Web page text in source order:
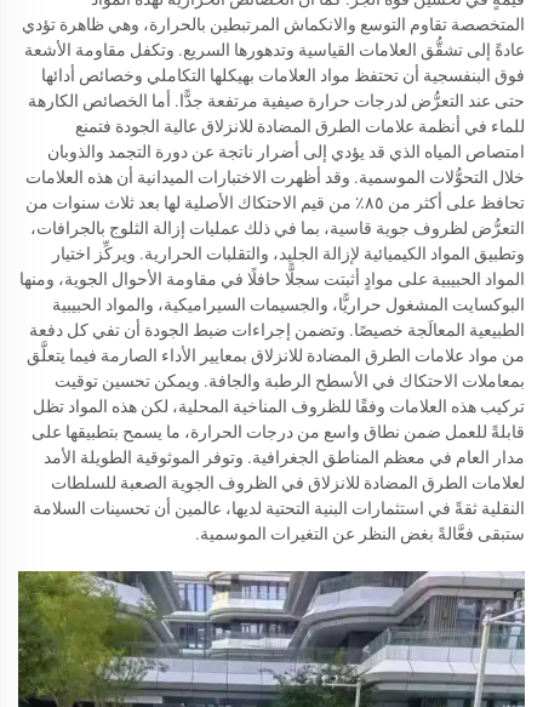
المتخصصة تقاوم التوسع والانكماش المرتبطين بالحرارة، وهي ظاهرة تؤدي
عادةً إلى تشقُّق العلامات القياسية وتدهورها السريع. وتكفل مقاومة الأشعة
فوق البنفسجية أن تحتفظ مواد العلامات بهيكلها التكاملي وخصائص أدائها
حتى عند التعرُّض لدرجات حرارة صيفية مرتفعة جدًّا. أما الخصائص الكارهة
للماء في أنظمة علامات الطرق المضادة للانزلاق عالية الجودة فتمنع
امتصاص المياه الذي قد يؤدي إلى أضرار ناتجة عن دورة التجمد والذوبان
خلال التحوُّلات الموسمية. وقد أظهرت الاختبارات الميدانية أن هذه العلامات
تحافظ على أكثر من ٨٥٪ من قيم الاحتكاك الأصلية لها بعد ثلاث سنوات من
التعرُّض لظروف جوية قاسية، بما في ذلك عمليات إزالة الثلوج بالجرافات،
وتطبيق المواد الكيميائية لإزالة الجليد، والتقلبات الحرارية. ويركِّز اختيار
المواد الحبيبية على موادٍ أثبتت سجلًّا حافلًا في مقاومة الأحوال الجوية، ومنها
البوكسايت المشغول حراريًّا، والجسيمات السيراميكية، والمواد الحبيبية
الطبيعية المعالَجة خصيصًا. وتضمن إجراءات ضبط الجودة أن تفي كل دفعة
من مواد علامات الطرق المضادة للانزلاق بمعايير الأداء الصارمة فيما يتعلَّق
بمعاملات الاحتكاك في الأسطح الرطبة والجافة. ويمكن تحسين توقيت
تركيب هذه العلامات وفقًا للظروف المناخية المحلية، لكن هذه المواد تظل
قابلةً للعمل ضمن نطاق واسع من درجات الحرارة، ما يسمح بتطبيقها على
مدار العام في معظم المناطق الجغرافية. وتوفر الموثوقية الطويلة الأمد
لعلامات الطرق المضادة للانزلاق في الظروف الجوية الصعبة للسلطات
النقلية ثقةً في استثمارات البنية التحتية لديها، عالمين أن تحسينات السلامة
ستبقى فعَّالةً بغض النظر عن التغيرات الموسمية.